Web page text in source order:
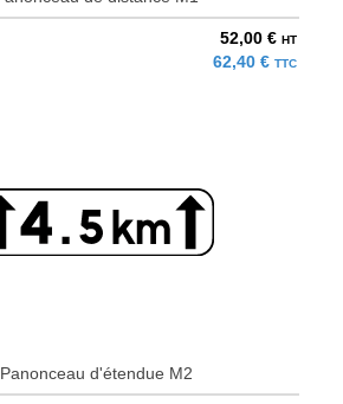
52,00 € HT
62,40 € TTC
Panonceau d'étendue M2